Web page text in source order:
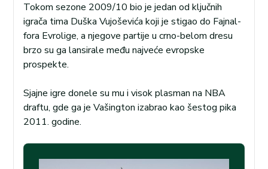
Tokom sezone 2009/10 bio je jedan od ključnih
igrača tima Duška Vujoševića koji je stigao do Fajnal-
fora Evrolige, a njegove partije u crno-belom dresu
brzo su ga lansirale među najveće evropske
prospekte.
Sjajne igre donele su mu i visok plasman na NBA
draftu, gde ga je Vašington izabrao kao šestog pika
2011. godine.